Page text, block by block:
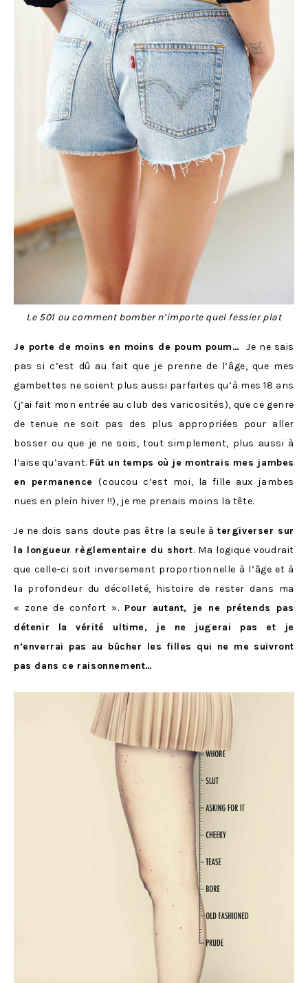
Le 501 ou comment bomber n’importe quel fessier plat
Je porte de moins en moins de poum poum…
Je ne sais
pas si c’est dû au fait que je prenne de l’âge, que mes
gambettes ne soient plus aussi parfaites qu’à mes 18 ans
(j’ai fait mon entrée au club des varicosités), que ce genre
de tenue ne soit pas des plus appropriées pour aller
bosser ou que je ne sois, tout simplement, plus aussi à
l’aise qu’avant. Fût un temps où je montrais mes jambes
en permanence(coucou c’est moi, la fille aux jambes
nues en plein hiver !!), je me prenais moins la tête.
Je ne dois sans doute pas être la seule àtergiverser sur
la longueur règlementaire du short. Ma logique voudrait
que celle-ci soit inversement proportionnelle à l’âge et à
la profondeur du décolleté, histoire de rester dans ma
« zone de confort ». Pour autant, je ne prétends pas
détenir la vérité ultime, je ne jugerai pas et je
n’enverrai pas au bûcher les filles qui ne me suivront
pas dans ce raisonnement…